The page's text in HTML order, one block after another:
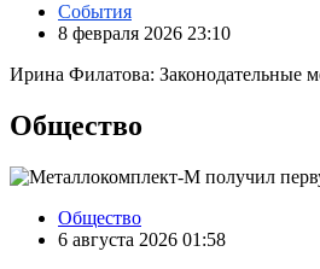
События
8 февраля 2026 23:10
Ирина Филатова: Законодательные
Общество
Общество
6 августа 2026 01:58